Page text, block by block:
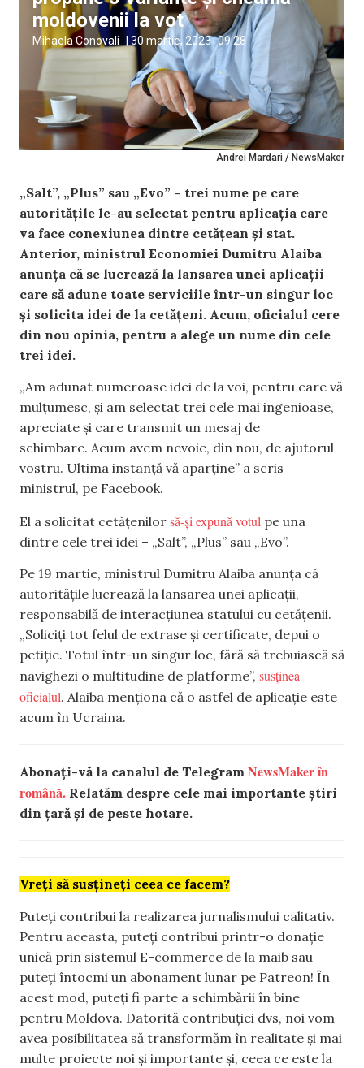
Andrei Mardari / NewsMaker
moldovenii la vot
Mihaela Conovali 30 martie, 2023 09:28
„Salt”, „Plus” sau „Evo” – trei nume pe care
autoritățile le-au selectat pentru aplicația care
va face conexiunea dintre cetățean și stat.
Anterior, ministrul Economiei Dumitru Alaiba
anunța că se lucrează la lansarea unei aplicații
care să adune toate serviciile într-un singur loc
și solicita idei de la cetățeni. Acum, oficialul cere
din nou opinia, pentru a alege un nume din cele
trei idei.
„Am adunat numeroase idei de la voi, pentru care vă
mulțumesc, și am selectat trei cele mai ingenioase,
apreciate și care transmit un mesaj de
schimbare. Acum avem nevoie, din nou, de ajutorul
vostru. Ultima instanță vă aparține” a scris
ministrul, pe Facebook.
El a solicitat cetățenilor să-și expună votul pe una
dintre cele trei idei – „Salt”, „Plus” sau „Evo”.
Pe 19 martie, ministrul Dumitru Alaiba anunța că
autoritățile lucrează la lansarea unei aplicații,
responsabilă de interacțiunea statului cu cetățenii.
„Soliciți tot felul de extrase și certificate, depui o
petiție. Totul într-un singur loc, fără să trebuiască să
navighezi o multitudine de platforme”, susținea
oficialul. Alaiba menționa că o astfel de aplicație este
acum în Ucraina.
Abonați-vă la canalul de Telegram NewsMaker în
română. Relatăm despre cele mai importante știri
din țară și de peste hotare.
Vreți să susțineți ceea ce facem?
Puteți contribui la realizarea jurnalismului calitativ.
Pentru aceasta, puteți contribui printr-o donație
unică prin sistemul E-commerce de la maib sau
puteți întocmi un abonament lunar pe Patreon! În
acest mod, puteți fi parte a schimbării în bine
pentru Moldova. Datorită contribuției dvs, noi vom
avea posibilitatea să transformăm în realitate și mai
multe proiecte noi și importante și, ceea ce este la